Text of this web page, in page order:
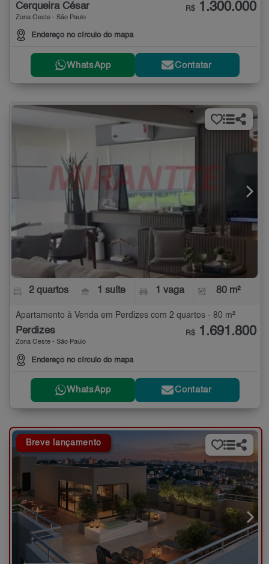
Cerqueira César
Zona Oeste - São Paulo
Endereço no círculo do mapa
R$ 1.300.000
WhatsApp Contatar
2 quartos 1 suíte 1 vaga 80 m²
Apartamento à Venda em Perdizes com 2 quartos - 80 m²
Perdizes
Zona Oeste - São Paulo
Endereço no círculo do mapa
R$ 1.691.800
WhatsApp Contatar
Breve lançamento